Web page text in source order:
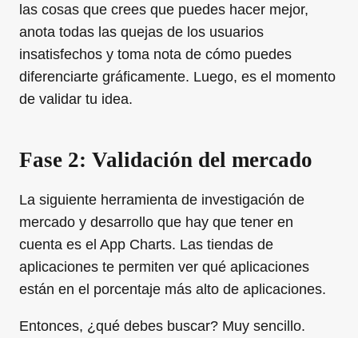
las cosas que crees que puedes hacer mejor,
anota todas las quejas de los usuarios
insatisfechos y toma nota de cómo puedes
diferenciarte gráficamente. Luego, es el momento
de validar tu idea.
Fase 2: Validación del mercado
La siguiente herramienta de investigación de
mercado y desarrollo que hay que tener en
cuenta es el App Charts. Las tiendas de
aplicaciones te permiten ver qué aplicaciones
están en el porcentaje más alto de aplicaciones.
Entonces, ¿qué debes buscar? Muy sencillo.